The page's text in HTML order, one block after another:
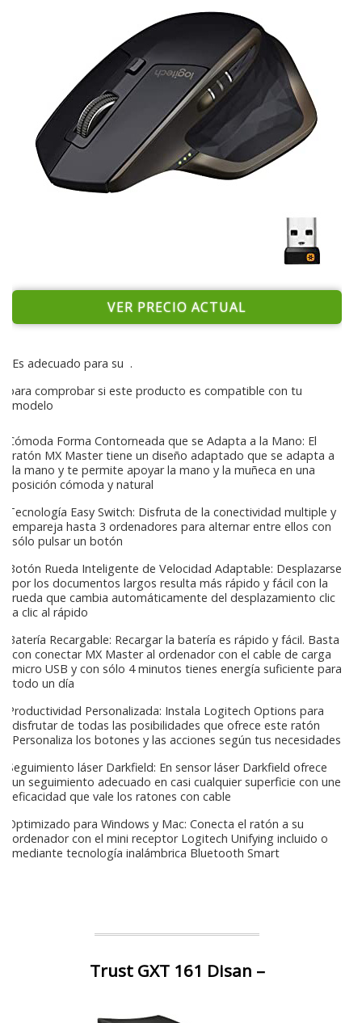
VER PRECIO ACTUAL
Es adecuado para su .
para comprobar si este producto es compatible con tu
modelo
Cómoda Forma Contorneada que se Adapta a la Mano: El
ratón MX Master tiene un diseño adaptado que se adapta a
la mano y te permite apoyar la mano y la muñeca en una
posición cómoda y natural
Tecnología Easy Switch: Disfruta de la conectividad multiple y
empareja hasta 3 ordenadores para alternar entre ellos con
sólo pulsar un botón
Botón Rueda Inteligente de Velocidad Adaptable: Desplazarse
por los documentos largos resulta más rápido y fácil con la
rueda que cambia automáticamente del desplazamiento clic
a clic al rápido
Batería Recargable: Recargar la batería es rápido y fácil. Basta
con conectar MX Master al ordenador con el cable de carga
micro USB y con sólo 4 minutos tienes energía suficiente para
todo un día
Productividad Personalizada: Instala Logitech Options para
disfrutar de todas las posibilidades que ofrece este ratón
Personaliza los botones y las acciones según tus necesidades
Seguimiento láser Darkfield: En sensor láser Darkfield ofrece
un seguimiento adecuado en casi cualquier superficie con une
eficacidad que vale los ratones con cable
Optimizado para Windows y Mac: Conecta el ratón a su
ordenador con el mini receptor Logitech Unifying incluido o
mediante tecnología inalámbrica Bluetooth Smart
Trust GXT 161 Disan –